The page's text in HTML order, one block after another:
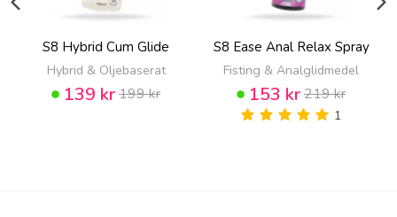
S8 Hybrid Cum Glide
Hybrid & Oljebaserat
139 kr199 kr
S8 Ease Anal Relax Spray
Fisting & Analglidmedel
153 kr219 kr
1